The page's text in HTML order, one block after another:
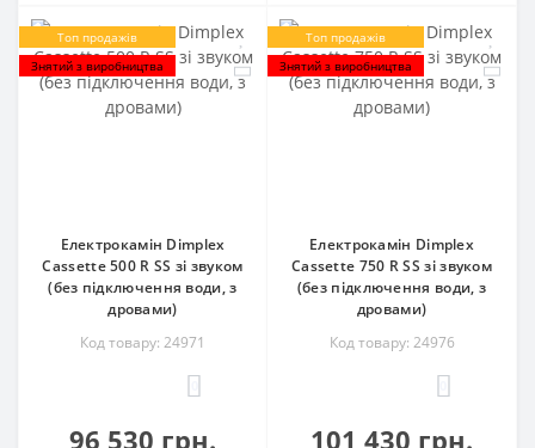
Топ продажів
Знятий з виробництва
Електрокамін Dimplex
Cassette 500 R SS зі звуком
(без підключення води, з
дровами)
Код товару: 24971
96 530 грн.
Топ продажів
Знятий з виробництва
Електрокамін Dimplex
Cassette 750 R SS зі звуком
(без підключення води, з
дровами)
Код товару: 24976
101 430 грн.